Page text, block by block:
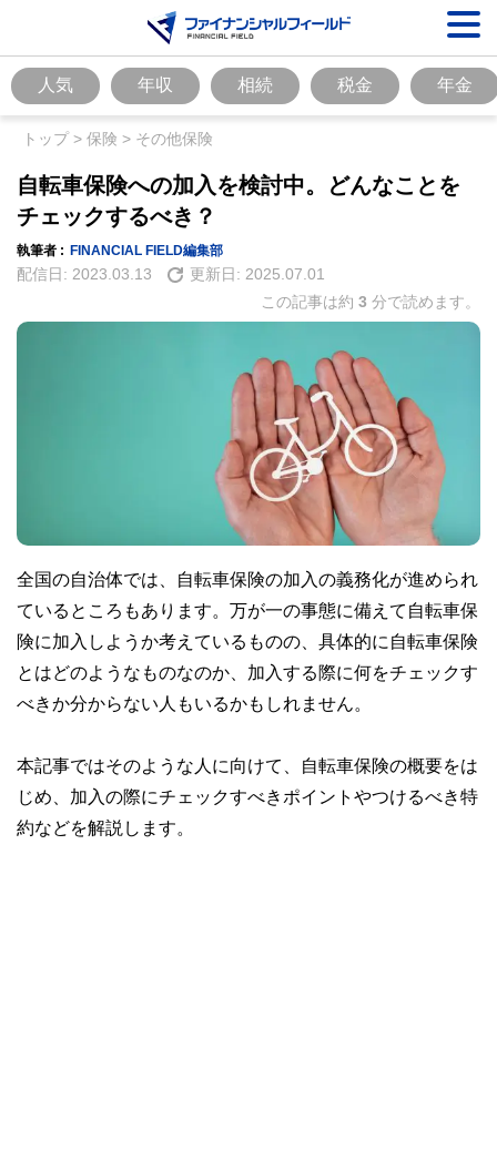
人気 年収 相続 税金 年金
トップ> 保険 > その他保険
自転車保険への加入を検討中。どんなことを
チェックするべき？
執筆者 : FINANCIAL FIELD編集部
配信日: 2023.03.13 更新日: 2025.07.01
この記事は約 3 分で読めます。
全国の自治体では、自転車保険の加入の義務化が進められ
ているところもあります。万が一の事態に備えて自転車保
険に加入しようか考えているものの、具体的に自転車保険
とはどのようなものなのか、加入する際に何をチェックす
べきか分からない人もいるかもしれません。
本記事ではそのような人に向けて、自転車保険の概要をは
じめ、加入の際にチェックすべきポイントやつけるべき特
約などを解説します。